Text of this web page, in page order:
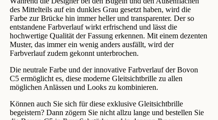
des Mittelteils auf ein dunkles Grau gesetzt haben, wird die
Farbe zur Brücke hin immer heller und transparenter. Der so
entstandene Farbverlauf wirkt erfrischend und lässt die
hochwertige Qualität der Fassung erkennen. Mit einem dezenten
Muster, das immer ein wenig anders ausfällt, wird der
Farbverlauf zudem gekonnt unterbrochen.
Die neutrale Farbe und der innovative Farbverlauf der Bovon
C5 ermöglicht es, diese moderne Gleitsichtbrille zu allen
möglichen Anlässen und Looks zu kombinieren.
Können auch Sie sich für diese exklusive Gleitsichtbrille
begeistern? Dann zögern Sie nicht allzu lange und bestellen Sie